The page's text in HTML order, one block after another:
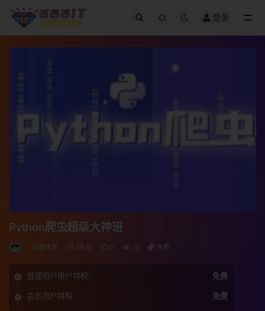
登录
Python爬虫超级大神班
后端开发 3年前 0 10 免费
普通用户用户特权： 免费
会员用户特权： 免费